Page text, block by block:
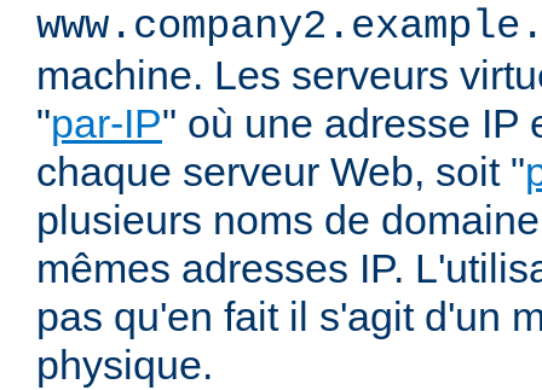
machine. Les serveurs
"par-IP" où une adresse IP
chaque serveur Web, soit "
plusieurs noms de
mêmes adresses IP.
pas qu'en fait il s'agit d'un
physique.